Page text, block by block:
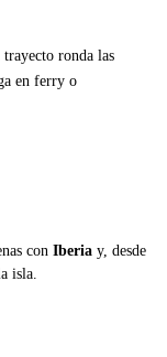
ronda las
en ferry o
con Iberiay, desde
isla.